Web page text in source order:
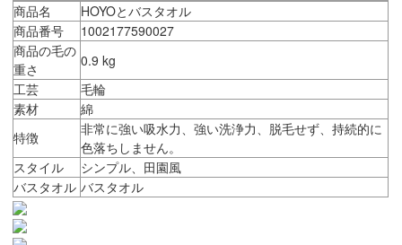
商品名
HOYOとバスタオル
商品番号
1002177590027
商品の毛の
重さ
0.9 kg
工芸
毛輪
素材
綿
特徴
非常に強い吸水力、強い洗浄力、脱毛せず、持続的に
色落ちしません。
スタイル
シンプル、田園風
バスタオル バスタオル